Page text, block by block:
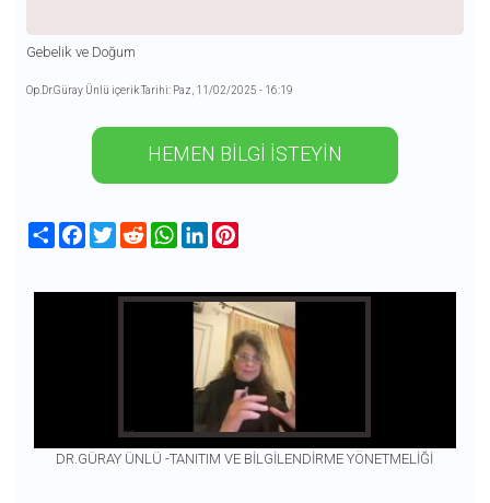
Gebelik ve Doğum
Op.Dr.Güray Ünlü içerik Tarihi: Paz, 11/02/2025 - 16:19
HEMEN BİLGİ İSTEYİN
Share Facebook
TwitterRedditWhatsApp
LinkedIn
DR.GÜRAY ÜNLÜ -TANITIM VE BİLGİLENDİRME YÖNETMELİĞİ